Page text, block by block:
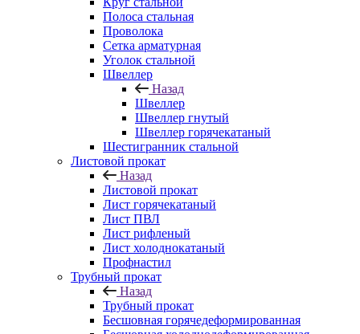
Полоса стальная
Проволока
Сетка арматурная
Уголок стальной
Швеллер
Назад
Швеллер
Швеллер гнутый
Швеллер горячекатаный
Шестигранник стальной
Листовой прокат
Назад
Листовой прокат
Лист горячекатаный
Лист ПВЛ
Лист рифленый
Лист холоднокатаный
Профнастил
Трубный прокат
Назад
Трубный прокат
Бесшовная горячедеформированная